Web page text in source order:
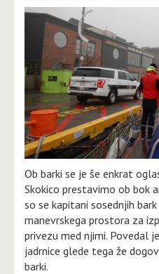
Ob barki se je še enkrat
Skokico prestavimo ob bok
so se kapitani sosednjih
manevrskega prostora za
privezu med njimi. Povedal
jadrnice glede tega že
barki.